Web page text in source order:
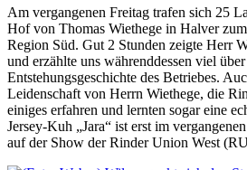
Am vergangenen Freitag trafen sich 25
Hof von Thomas Wiethege in Halver
Region Süd. Gut 2 Stunden zeigte Herr
und erzählte uns währenddessen viel
Entstehungsgeschichte des Betriebes.
Leidenschaft von Herrn Wiethege, die
einiges erfahren und lernten sogar eine
Jersey-Kuh „Jara“ ist erst im
auf der Show der Rinder Union West